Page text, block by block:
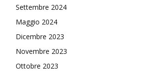
Settembre 2024
Maggio 2024
Dicembre 2023
Novembre 2023
Ottobre 2023